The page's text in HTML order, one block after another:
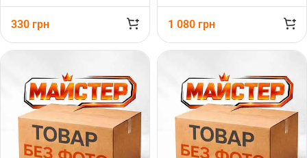
330 грн 1 080 грн